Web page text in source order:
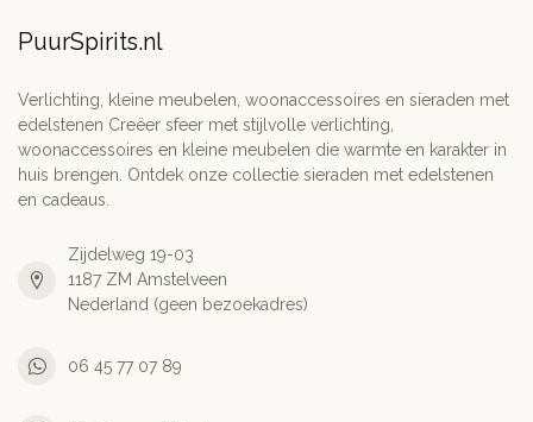
PuurSpirits.nl
Verlichting, kleine meubelen, woonaccessoires en sieraden met
edelstenen Creëer sfeer met stijlvolle verlichting,
woonaccessoires en kleine meubelen die warmte en karakter in
huis brengen. Ontdek onze collectie sieraden met edelstenen
en cadeaus.
Zijdelweg 19-03
1187 ZM Amstelveen
Nederland (geen bezoekadres)
06 45 77 07 89